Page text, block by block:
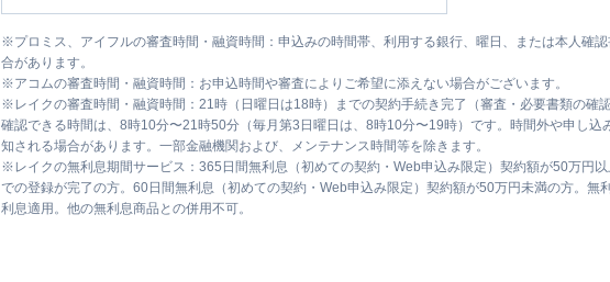
※プロミス、アイフルの審査時間・融資時間：申込みの時間帯、利用する銀行、曜日、または本人確
合があります。
※アコムの審査時間・融資時間：お申込時間や審査によりご希望に添えない場合がございます。
※ レイクの審査時間・融資時間：21時（日曜日は18時）までの契約手続き完了（審査・必要書類の確
確認できる時間は、8時10分〜21時50分（毎月第3日曜日は、8時10分〜19時）です。時間外や申し込
知される場合があります。一部金融機関および、メンテナンス時間等を除きます。
※ レイクの無利息期間サービス：365日間無利息（初めての契約・Web申込み限定）契約額が50万円
での登録が完了の方。60日間無利息（初めての契約・Web申込み限定）契約額が50万円未満の方。無
利息適用。他の無利息商品との併用不可。